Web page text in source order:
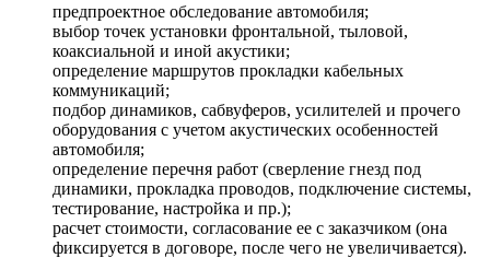
предпроектное обследование автомобиля;
выбор точек установки фронтальной, тыловой,
коаксиальной и иной акустики;
определение маршрутов прокладки кабельных
коммуникаций;
подбор динамиков, сабвуферов, усилителей и прочего
оборудования с учетом акустических особенностей
автомобиля;
определение перечня работ (сверление гнезд под
динамики, прокладка проводов, подключение системы,
тестирование, настройка и пр.);
расчет стоимости, согласование ее с заказчиком (она
фиксируется в договоре, после чего не увеличивается).